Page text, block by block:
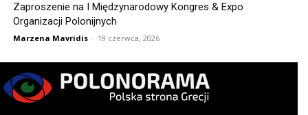
Zaproszenie na I Międzynarodowy Kongres & Expo
Organizacji Polonijnych
Marzena Mavridis - 19 czerwca, 2026